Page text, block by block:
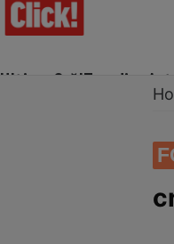
Ultima Oră!Trending
Vedete internaționale